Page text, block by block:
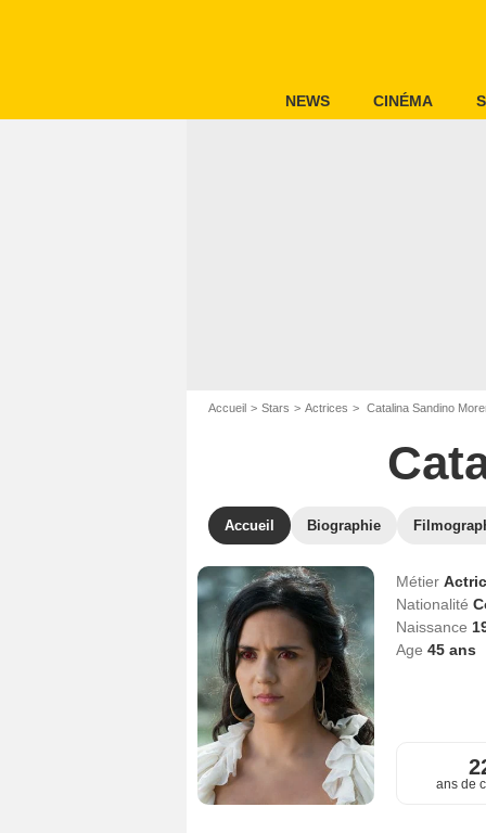
NEWS CINÉMA
Accueil Stars Actrices Catalina Sandino
Accueil Biographie
Métier
Nationalité
Naissance
Age 45ans
ans de